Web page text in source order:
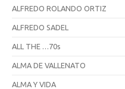
ALFREDO ROLANDO ORTIZ
ALFREDO SADEL
ALL THE …70s
ALMA DE VALLENATO
ALMA Y VIDA